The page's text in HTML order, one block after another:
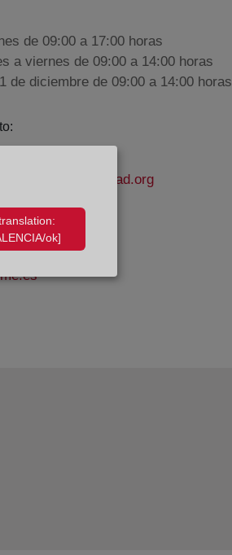
de 09:00 a 17:00 horas
a viernes de 09:00 a 14:00 horas
de diciembre de 09:00 a 14:00 horas
Villar
de Datos:
ok]